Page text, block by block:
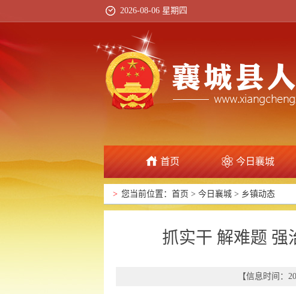
2026-08-06 星期四
首页 今日襄城
> 您当前位置： 首页 > 今日襄城 > 乡镇动态
抓实干 解难题
【信息时间：